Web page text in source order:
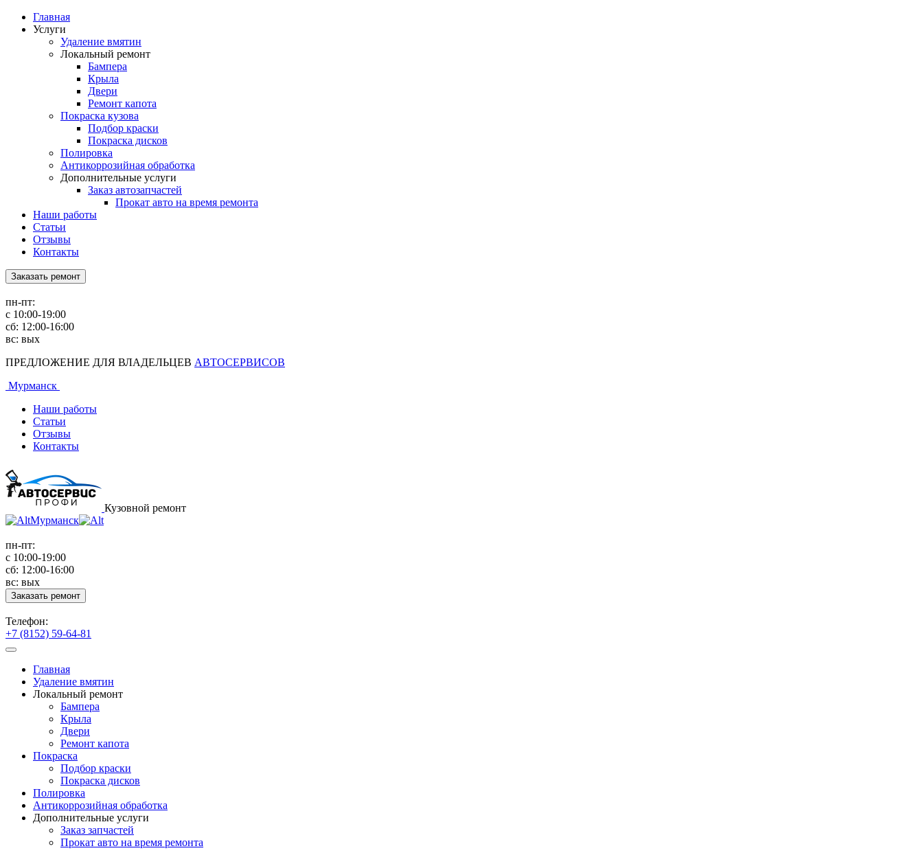
Главная
Услуги
Удаление вмятин
Локальный ремонт
Бампера
Крыла
Двери
Ремонт капота
Покраска кузова
Подбор краски
Покраска дисков
Полировка
Антикоррозийная обработка
Дополнительные услуги
Заказ автозапчастей
Прокат авто на время ремонта
Наши работы
Статьи
Отзывы
Контакты
Заказать ремонт
пн-пт:
с 10:00-19:00
сб: 12:00-16:00
вс: вых
ПРЕДЛОЖЕНИЕ ДЛЯ ВЛАДЕЛЬЦЕВ АВТОСЕРВИСОВ
Мурманск
Наши работы
Статьи
Отзывы
Контакты
Кузовной ремонт
Мурманск
пн-пт:
с 10:00-19:00
сб: 12:00-16:00
вс: вых
Заказать ремонт
Телефон:
+7 (8152) 59-64-81
Главная
Удаление вмятин
Локальный ремонт
Бампера
Крыла
Двери
Ремонт капота
Покраска
Подбор краски
Покраска дисков
Полировка
Антикоррозийная обработка
Дополнительные услуги
Заказ запчастей
Прокат авто на время ремонта